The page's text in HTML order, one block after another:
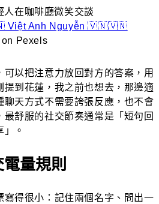
Anh Nguyễn 🇻🇳🇻🇳
on Pexels
以把注意力放回對方的答案，用
提到花蓮，我之前也想去，那邊適
聊天方式不需要誇張反應，也不會
舒服的社交節奏通常是「短句回
。
量規則
寫得很小：記住兩個名字、問出一